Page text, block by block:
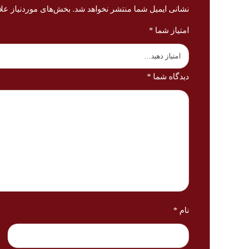
نشانی ایمیل شما منتشر نخواهد شد. بخش‌های موردنیاز
امتیاز شما *
دیدگاه شما *
نام *